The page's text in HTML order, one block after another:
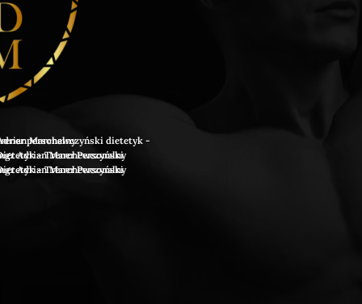
Marchewczyński dietetyk - trener personalny
Adrian Marchewczyński Dietetyk - Trener Personalny
Adrian Marchewczyński Dietetyk - Trener Personalny